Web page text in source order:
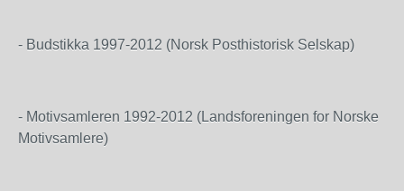
- Budstikka 1997-2012 (Norsk Posthistorisk Selskap)
- Motivsamleren 1992-2012 (Landsforeningen for Norske
Motivsamlere)